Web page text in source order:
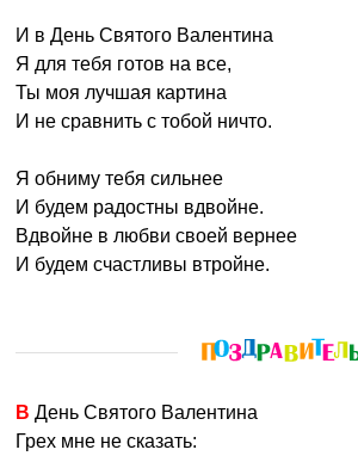
И в День Святого Валентина
Я для тебя готов на все,
Ты моя лучшая картина
И не сравнить с тобой ничто.
Я обниму тебя сильнее
И будем радостны вдвойне.
Вдвойне в любви своей вернее
И будем счастливы втройне.
В День Святого Валентина
Грех мне не сказать: